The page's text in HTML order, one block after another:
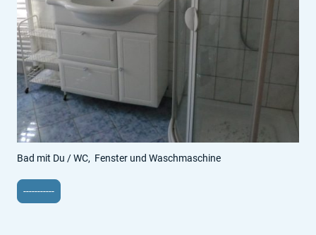
Bad mit Du / WC, Fenster und Waschmaschine
-----------